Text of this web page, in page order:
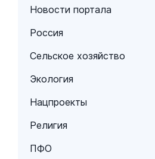
Новости портала
Россия
Сельское хозяйство
Экология
Нацпроекты
Религия
ПФО